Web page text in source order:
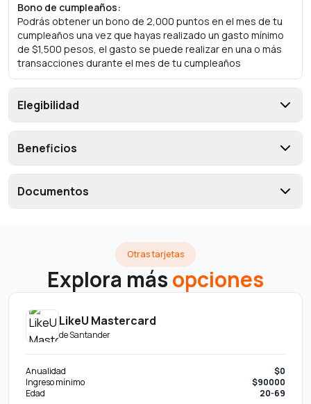
Bono de cumpleaños:
Podrás obtener un bono de 2,000 puntos en el mes de tu
cumpleaños una vez que hayas realizado un gasto mínimo
de $1,500 pesos, el gasto se puede realizar en una o más
transacciones durante el mes de tu cumpleaños
Elegibilidad
Beneficios
Documentos
Otras tarjetas
Explora másopciones
LikeU Mastercard
deSantander
Anualidad
$0
Ingreso mínimo
$90000
Edad
20-69